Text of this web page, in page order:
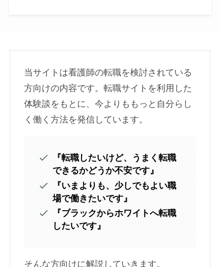
当サイトは看護師の転職を検討されている
方向けの内容です。転職サイトを利用した
体験談をもとに、今よりももっと自分らし
く働く方法を発信しています。
『転職したいけど、うまく転職
できるかどうか不安です』
『いまよりも、少しでもよい職
場で働きたいです』
『ブラックからホワイトへ転職
したいです』
そんな方向けに解説していきます。